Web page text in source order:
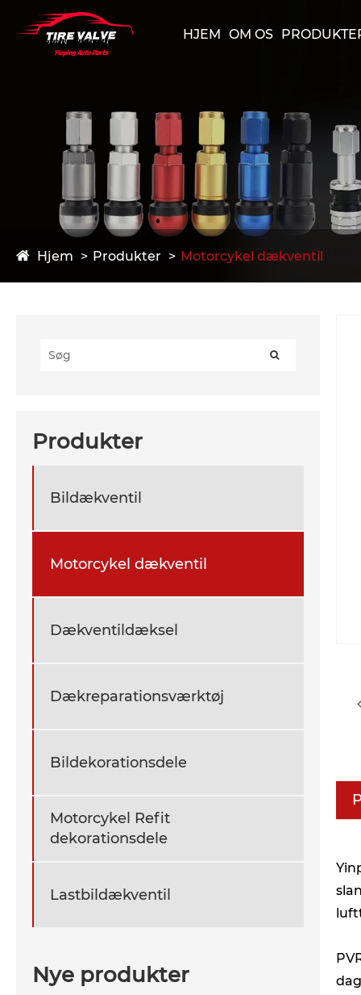
HJEM OM OS
Hjem Produkter Motorcykel dækventil
Produkter
Bildækventil
Motorcykel dækventil
Dækventildæksel
Dækreparationsværktøj
Bildekorationsdele
Motorcykel Refit
dekorationsdele
Lastbildækventil
Nye produkter